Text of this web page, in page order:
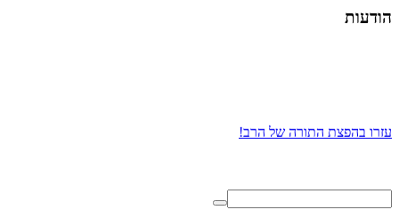
הודעות
עזרו בהפצת התורה של הרב!